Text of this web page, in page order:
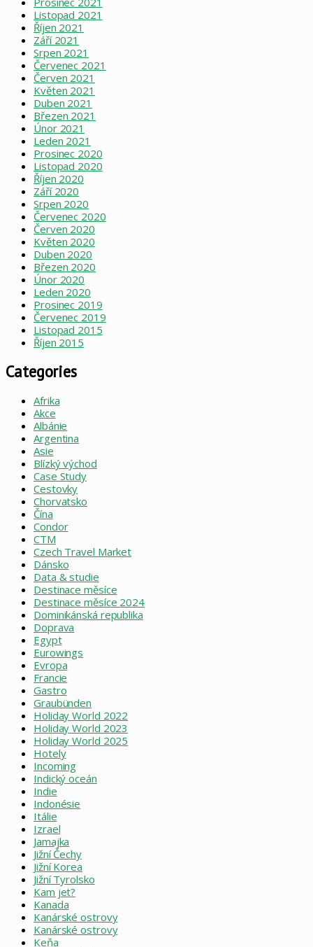
Listopad 2021
Říjen 2021
Září 2021
Srpen 2021
Červenec 2021
Červen 2021
Květen 2021
Duben 2021
Březen 2021
Únor 2021
Leden 2021
Prosinec 2020
Listopad 2020
Říjen 2020
Září 2020
Srpen 2020
Červenec 2020
Červen 2020
Květen 2020
Duben 2020
Březen 2020
Únor 2020
Leden 2020
Prosinec 2019
Červenec 2019
Listopad 2015
Říjen 2015
Categories
Afrika
Akce
Albánie
Argentina
Asie
Blízký východ
Case Study
Cestovky
Chorvatsko
Čína
Condor
CTM
Czech Travel Market
Dánsko
Data & studie
Destinace měsíce
Destinace měsíce 2024
Dominikánská republika
Doprava
Egypt
Eurowings
Evropa
Francie
Gastro
Graubünden
Holiday World 2022
Holiday World 2023
Holiday World 2025
Hotely
Incoming
Indický oceán
Indie
Indonésie
Itálie
Izrael
Jamajka
Jižní Čechy
Jižní Korea
Jižní Tyrolsko
Kam jet?
Kanada
Kanárské ostrovy
Kanárské ostrovy
Keňa